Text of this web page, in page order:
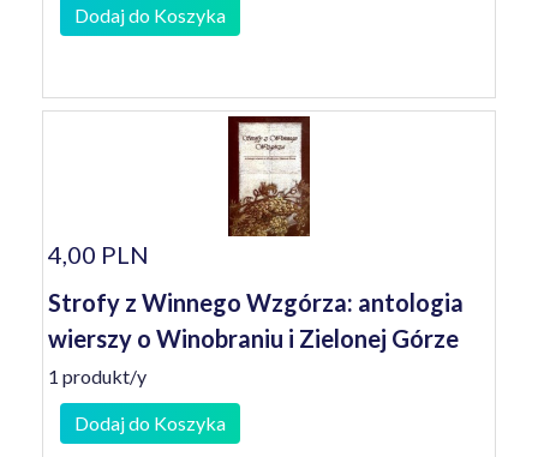
Dodaj do Koszyka
4,00 PLN
Strofy z Winnego Wzgórza: antologia
wierszy o Winobraniu i Zielonej Górze
1 produkt/y
Dodaj do Koszyka